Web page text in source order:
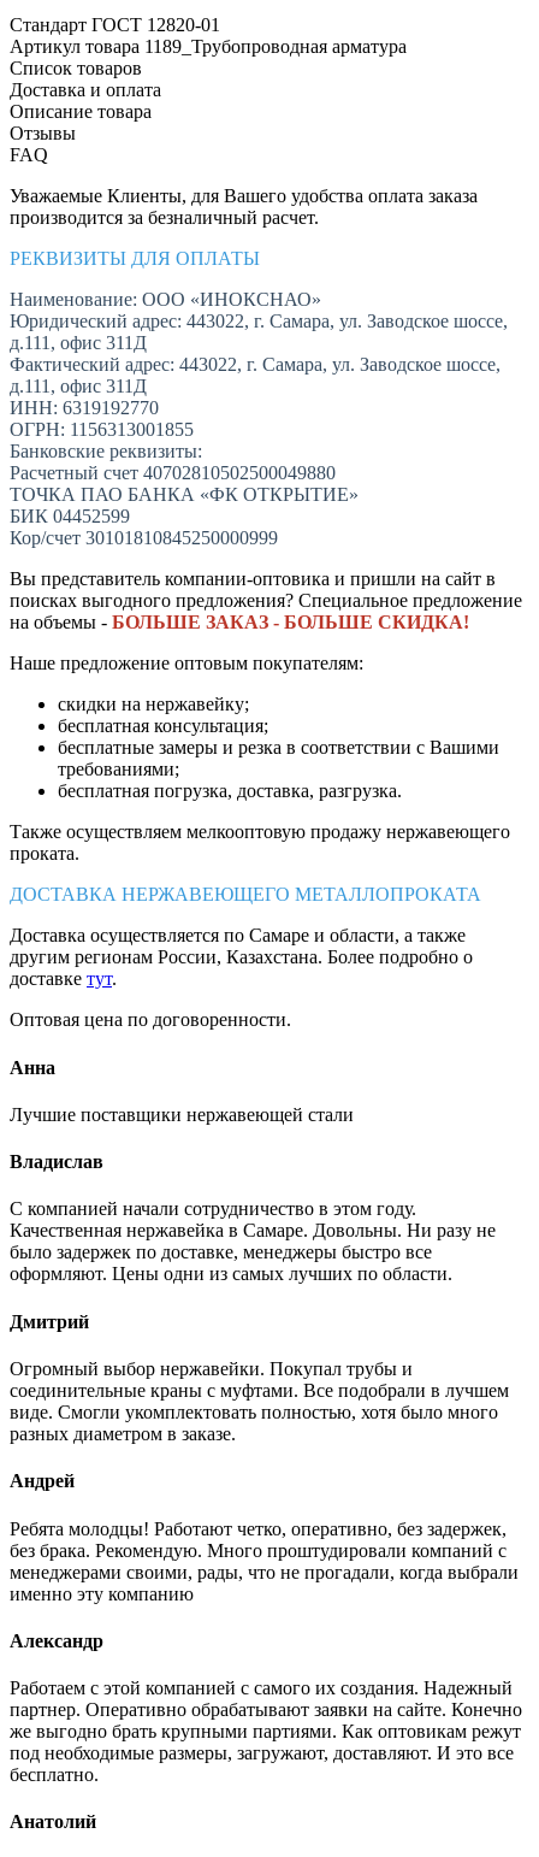
Стандарт ГОСТ 12820-01
Артикул товара 1189_Трубопроводная арматура
Список товаров
Доставка и оплата
Описание товара
Отзывы
FAQ
Уважаемые Клиенты, для Вашего удобства оплата заказа
производится за безналичный расчет.
РЕКВИЗИТЫ ДЛЯ ОПЛАТЫ
Наименование: ООО «ИНОКСНАО»
Юридический адрес: 443022, г. Самара, ул. Заводское шоссе,
д.111, офис 311Д
Фактический адрес: 443022, г. Самара, ул. Заводское шоссе,
д.111, офис 311Д
ИНН: 6319192770
ОГРН: 1156313001855
Банковские реквизиты:
Расчетный счет 40702810502500049880
ТОЧКА ПАО БАНКА «ФК ОТКРЫТИЕ»
БИК 04452599
Кор/счет 30101810845250000999
Вы представитель компании-оптовика и пришли на сайт в
поисках выгодного предложения? Специальное предложение
на объемы - БОЛЬШЕ ЗАКАЗ - БОЛЬШЕ СКИДКА!
Наше предложение оптовым покупателям:
скидки на нержавейку;
бесплатная консультация;
бесплатные замеры и резка в соответствии с Вашими
требованиями;
бесплатная погрузка, доставка, разгрузка.
Также осуществляем мелкооптовую продажу нержавеющего
проката.
ДОСТАВКА НЕРЖАВЕЮЩЕГО МЕТАЛЛОПРОКАТА
Доставка осуществляется по Самаре и области, а также
другим регионам России, Казахстана. Более подробно о
доставке тут.
Оптовая цена по договоренности.
Анна
Лучшие поставщики нержавеющей стали
Владислав
С компанией начали сотрудничество в этом году.
Качественная нержавейка в Самаре. Довольны. Ни разу не
было задержек по доставке, менеджеры быстро все
оформляют. Цены одни из самых лучших по области.
Дмитрий
Огромный выбор нержавейки. Покупал трубы и
соединительные краны с муфтами. Все подобрали в лучшем
виде. Смогли укомплектовать полностью, хотя было много
разных диаметром в заказе.
Андрей
Ребята молодцы! Работают четко, оперативно, без задержек,
без брака. Рекомендую. Много проштудировали компаний с
менеджерами своими, рады, что не прогадали, когда выбрали
именно эту компанию
Александр
Работаем с этой компанией с самого их создания. Надежный
партнер. Оперативно обрабатывают заявки на сайте. Конечно
же выгодно брать крупными партиями. Как оптовикам режут
под необходимые размеры, загружают, доставляют. И это все
бесплатно.
Анатолий